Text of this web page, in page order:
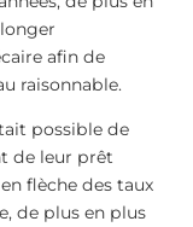
afin de
raisonnable.
possible de
de leur prêt
flèche des taux
de plus en plus